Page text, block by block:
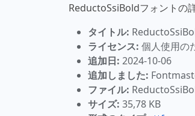
ReductoSsiBoldフォントの
タイトル:
ライセンス: 個人使用の
追加日: 2024-10-06
追加しました:
ファイル:
サイズ: 35,78 KB